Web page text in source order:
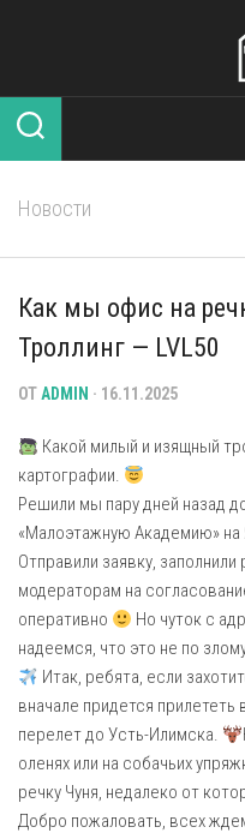
Новости
Как мы офис на
Троллинг — LVL50
ОТADMIN · 16.11.2025
Какой милый и изящный
картографии.
Решили мы пару дней назад
«Малоэтажную Академию»
Отправили заявку,
модераторам на
оперативно
Но чуток с
надеемся, что это не по
Итак, ребята, если
вначале придется
перелет до Усть-Илимска.
оленях или на собачьих
речку Чуня, недалеко от
Добро пожаловать, всех